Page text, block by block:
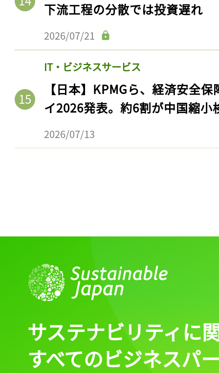
下流工程の分散では投資遅れ
2026/07/21
IT・ビジネスサービス
【日本】KPMGら、経済安全
イ2026発表。約6割が中国縮小
2026/07/13
サステナビリティに
すべてのビジネスパ